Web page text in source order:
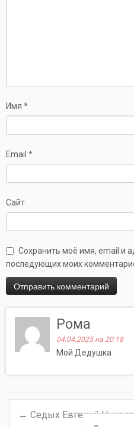
Имя *
Email *
Сайт
Сохранить моё имя, email и
последующих моих
Рома
04.04.2025 на 20:18
Мой Дедушка
Навигация
← Седых Евгений